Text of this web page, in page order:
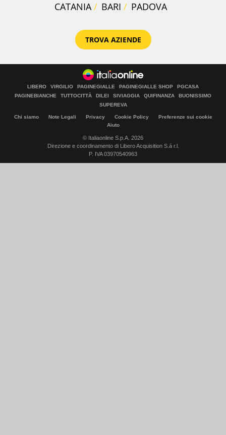
CATANIA
BARI PADOVA
TROVA AZIENDE
LIBERO VIRGILIO PAGINEGIALLE PAGINEGIALLE SHOP
PGCASA
PAGINEBIANCHE
TUTTOCITTÀ DILEI SIVIAGGIA QUIFINANZA
BUONISSIMO
SUPEREVA
Chi siamo Note Legali Privacy Cookie Policy
Preferenze sui cookie
Aiuto
© Italiaonline S.p.A. 2026
Direzione e coordinamento di Libero Acquisition S.á r.l.
P. IVA 03970540963